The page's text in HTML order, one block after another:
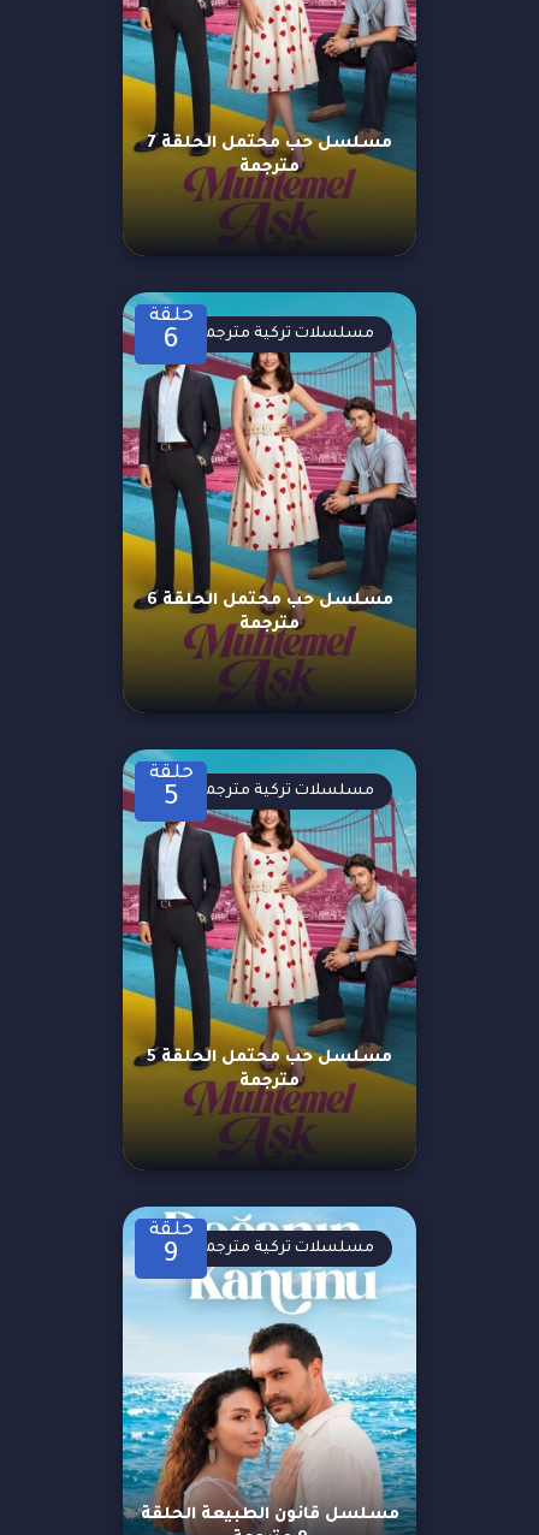
مسلسل حب محتمل الحلقة 7
مترجمة
حلقة
6
مسلسل حب محتمل الحلقة 6
مترجمة
مسلسلات تركية مترجمة
حلقة
5
مسلسل حب محتمل الحلقة 5
مترجمة
مسلسلات تركية مترجمة
حلقة
9
مسلسل قانون الطبيعة الحلقة
مسلسلات تركية مترجمة